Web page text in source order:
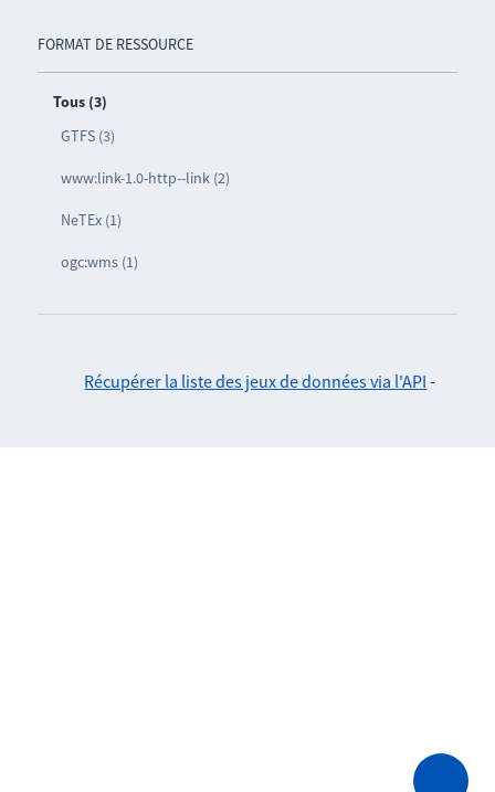
FORMAT DE RESSOURCE
Tous (3)
GTFS (3)
www:link-1.0-http--link (2)
NeTEx (1)
ogc:wms (1)
Récupérer la liste des jeux de données via l'API -